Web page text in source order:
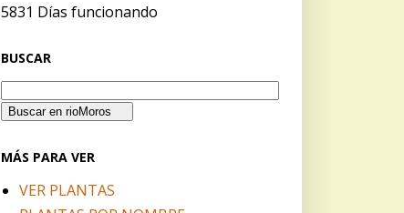
5831 Días funcionando
BUSCAR
MÁS PARA VER
VER PLANTAS